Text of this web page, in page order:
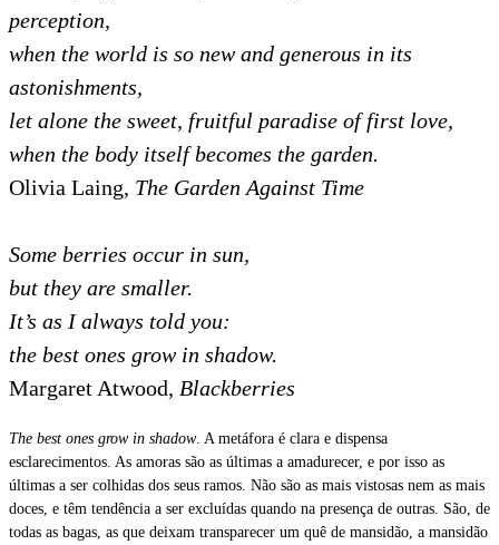
perception,
when the world is so new and generous in its
astonishments,
let alone the sweet, fruitful paradise of first love,
when the body itself becomes the garden.
Olivia Laing, The Garden Against Time
Some berries occur in sun,
but they are smaller.
It’s as I always told you:
the best ones grow in shadow.
Margaret Atwood, Blackberries
The best ones grow in shadow. A metáfora é clara e dispensa
esclarecimentos. As amoras são as últimas a amadurecer, e por isso as
últimas a ser colhidas dos seus ramos. Não são as mais vistosas nem as mais
doces, e têm tendência a ser excluídas quando na presença de outras. São, de
todas as bagas, as que deixam transparecer um quê de mansidão, a mansidão